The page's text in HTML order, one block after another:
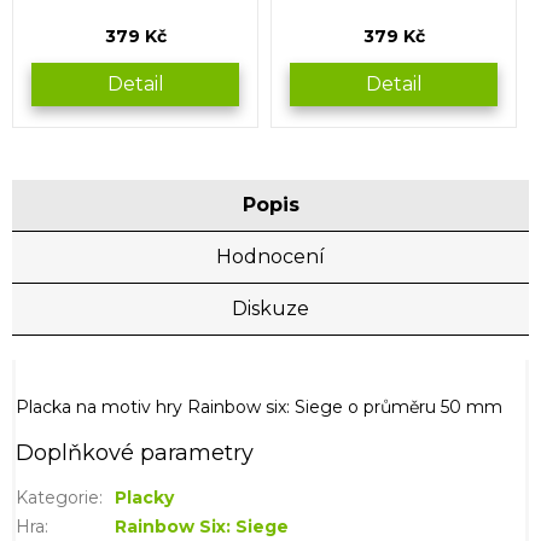
379 Kč
Detail
379 Kč
Detail
Popis
Hodnocení
Diskuze
Placka na motiv hry Rainbow six: Siege o průměru 50 mm
Doplňkové parametry
Kategorie:
Placky
Hra:
Rainbow Six: Siege